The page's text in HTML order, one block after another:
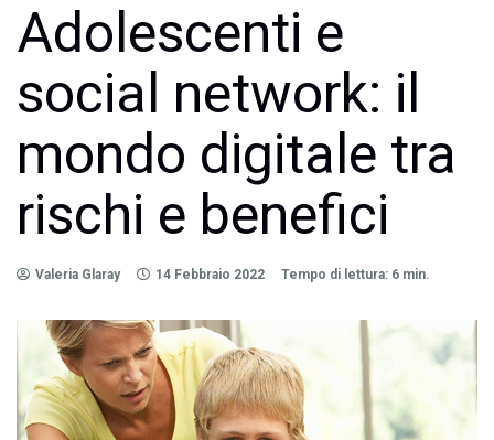
Adolescenti e
social network: il
mondo digitale tra
rischi e benefici
Valeria Glaray 14 Febbraio 2022 Tempo di lettura: 6 min.